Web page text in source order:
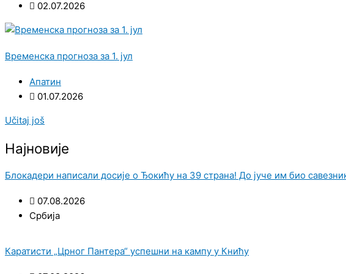
02.07.2026
Временска прогноза за 1. јул
Апатин
01.07.2026
Učitaj još
Најновије
Блокадери написали досије о Ђокићу на 39 страна! До јуче им био
07.08.2026
Србија
Каратисти „Црног Пантера“ успешни на кампу у Книћу